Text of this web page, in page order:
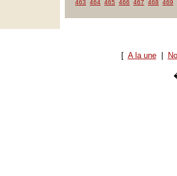
463
464 465 466 467 468 469
[ A la une|